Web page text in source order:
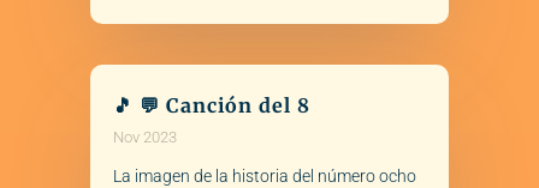
🎵 💬 Canción del 8
Nov 2023
La imagen de la historia del número ocho